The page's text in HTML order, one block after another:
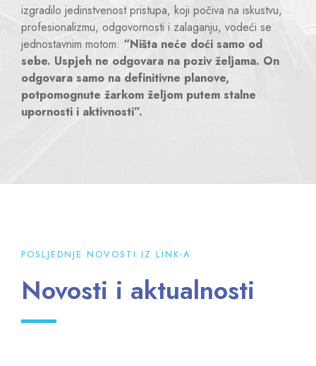
izgradilo jedinstvenost pristupa, koji počiva na iskustvu,
profesionalizmu, odgovornosti i zalaganju, vodeći se
jednostavnim motom: “Ništa neće doći samo od
sebe. Uspjeh ne odgovara na poziv željama. On
odgovara samo na definitivne planove,
potpomognute žarkom željom putem stalne
upornosti i aktivnosti”.
POSLJEDNJE NOVOSTI IZ LINK-A
Novosti i aktualnosti